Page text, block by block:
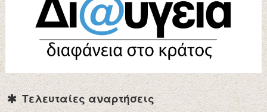
Τελευταίες αναρτήσεις